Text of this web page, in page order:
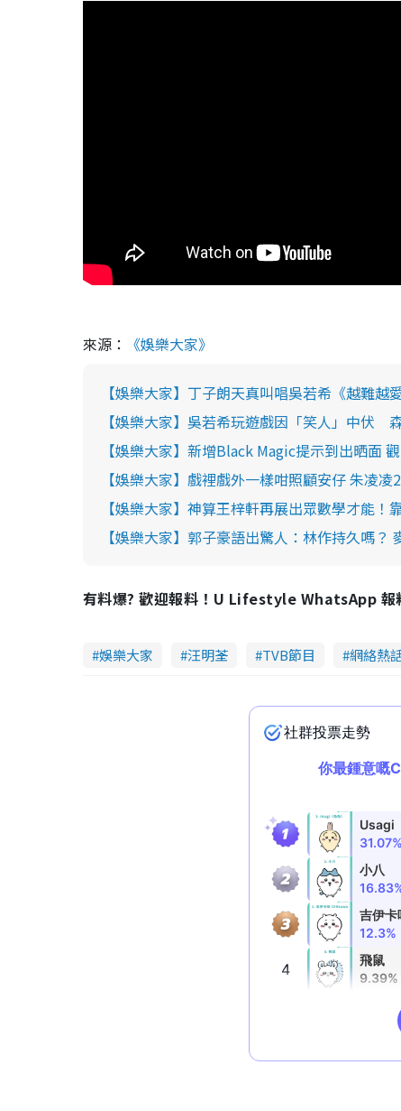
來源： 《娛樂大家》
【娛樂大家】丁子朗天真叫唱吳若希《越難越
【娛樂大家】吳若希玩遊戲因「笑人」中伏
【娛樂大家】新增Black Magic提示到出晒面
【娛樂大家】戲裡戲外一樣咁照顧安仔 朱凌
【娛樂大家】神算王梓軒再展出眾數學才能
【娛樂大家】郭子豪語出驚人：林作持久嗎？
有料爆? 歡迎報料！U Lifestyle WhatsApp 報
娛樂大家 汪明荃 TVB節目 網絡熱